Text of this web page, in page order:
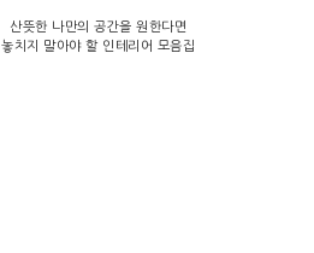
산뜻한 나만의 공간을 원한다면
놓치지 말아야 할 인테리어 모음집